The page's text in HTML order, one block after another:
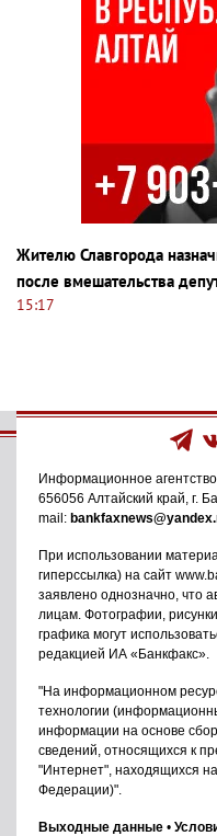
Жителю Славгорода
после вмешательства
15:17
Информационное агентство
656056 Алтайский край, г.
mail:
При использовании
гиперссылка) на сайт
заявлено однозначно, что
лицам. Фотографии,
графика могут
редакцией ИА «Банкфакс».
"На информационном
технологии
информации на основе
сведений, относящихся к
"Интернет", находящихся
Федерации)".
Выходные данные •